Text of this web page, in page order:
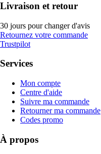
Livraison et retour
30 jours pour changer d'avis
Retournez votre commande
Trustpilot
Services
Mon compte
Centre d'aide
Suivre ma commande
Retourner ma commande
Codes promo
À propos